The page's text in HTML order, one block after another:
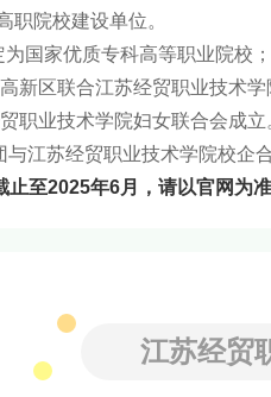
职院校建设单位。
国家优质专科高等职业院校
新区联合江苏经贸职业技术
职业技术学院妇女联合会成立
江苏经贸职业技术学院校企
止至2025年6月，请以官网为准
江苏经贸